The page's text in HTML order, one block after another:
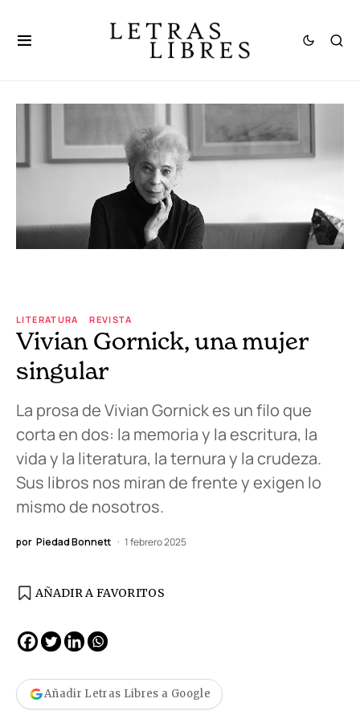
LITERATURA REVISTA
Vivian Gornick, una mujer
singular
La prosa de Vivian Gornick es un filo que
corta en dos: la memoria y la escritura, la
vida y la literatura, la ternura y la crudeza.
Sus libros nos miran de frente y exigen lo
mismo de nosotros.
por Piedad Bonnett 1 febrero 2025
AÑADIR A FAVORITOS
Añadir Letras Libres a Google